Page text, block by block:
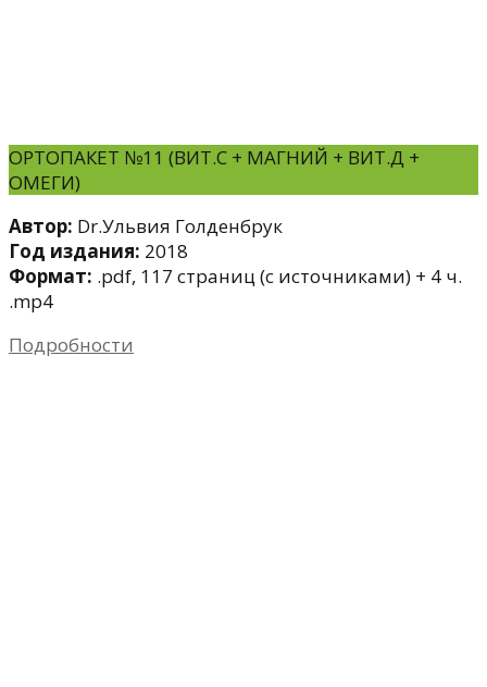
ОРТОПАКЕТ №11 (ВИТ.С + МАГНИЙ + ВИТ.Д +
ОМЕГИ)
Автор: Dr.Ульвия Голденбрук
Год издания: 2018
Формат: .pdf, 117 страниц (с источниками) + 4 ч.
.mp4
Подробности